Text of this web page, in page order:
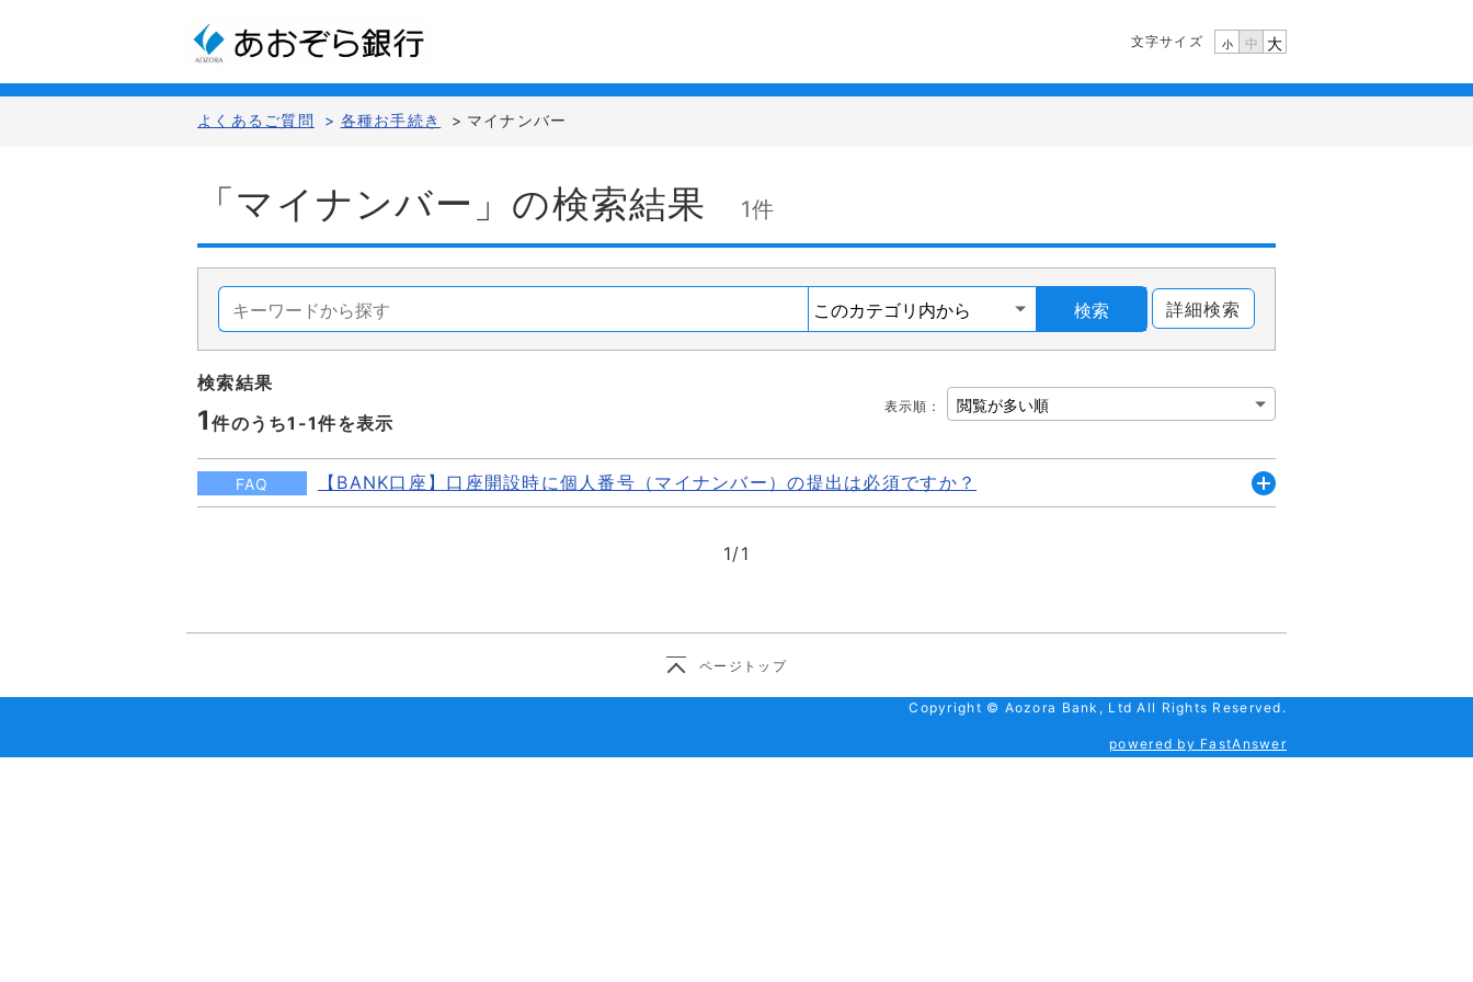
文字サイズ 小 中 大
よくあるご質問 > 各種お手続き > マイナンバー
「マイナンバー」の検索結果 1件
検索 詳細検索
検索結果
1件のうち1-1件を表示
表示順 ：
FAQ
【BANK口座】口座開設時に個人番号（マイナンバー）の提出は必須ですか？
開
1/1
ページトップ
Copyright © Aozora Bank, Ltd All Rights Reserved.
powered by FastAnswer